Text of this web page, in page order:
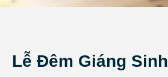
Lễ Đêm Giáng Sinh